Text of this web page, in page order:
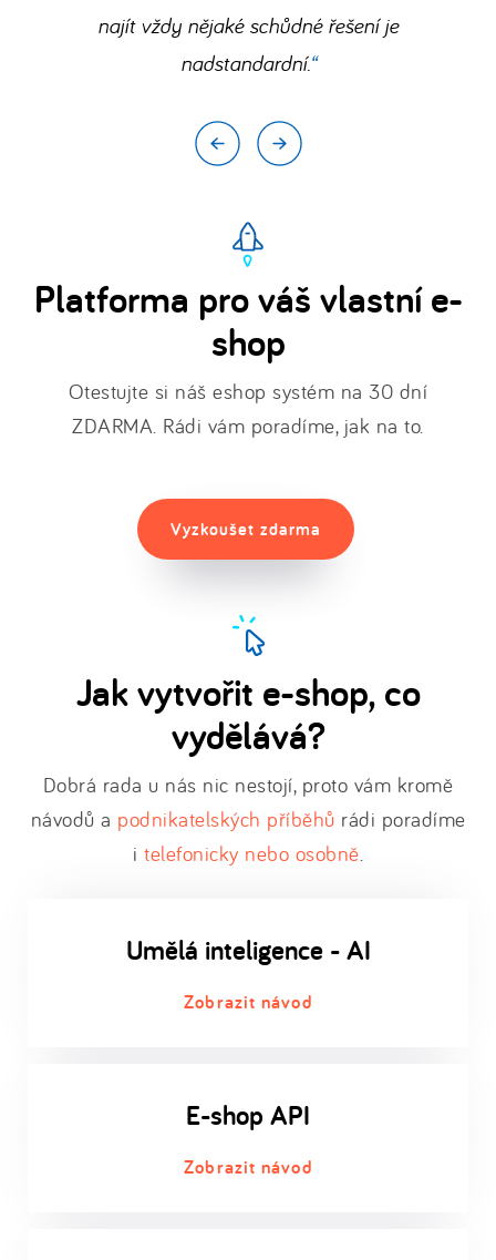
najít vždy nějaké schůdné řešení je
nadstandardní.
Platforma pro váš vlastní e-
shop
Otestujte si náš eshop systém na 30 dní
ZDARMA. Rádi vám poradíme, jak na to.
Vyzkoušet zdarma
Jak vytvořit e-shop, co
vydělává?
Dobrá rada u nás nic nestojí, proto vám kromě
návodů a podnikatelských příběhů rádi poradíme
i telefonicky nebo osobně
Umělá inteligence - AI
Zobrazit návod
E-shop API
Zobrazit návod